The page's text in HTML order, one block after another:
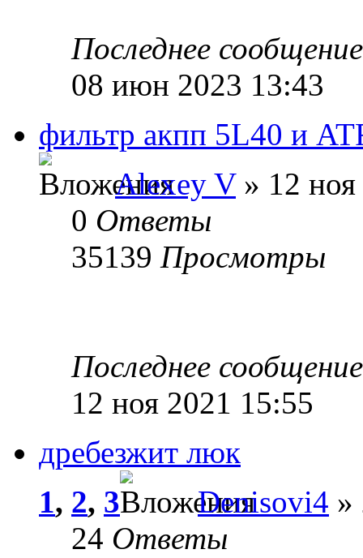
Последнее
08 июн 2023 13:43
фильтр акпп 5L40 и
Alexey V» 12 ноя
0 Ответы
35139 Просмотры
Последнее
12 ноя 2021 15:55
дребезжит люк
1, 2, 3 Denisovi4 »
24 Ответы